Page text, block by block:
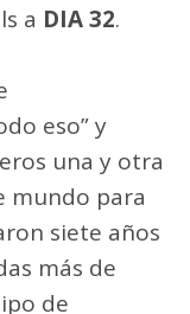
a DIA 32.
eso” y
una y otra
mundo para
siete años
más de
de